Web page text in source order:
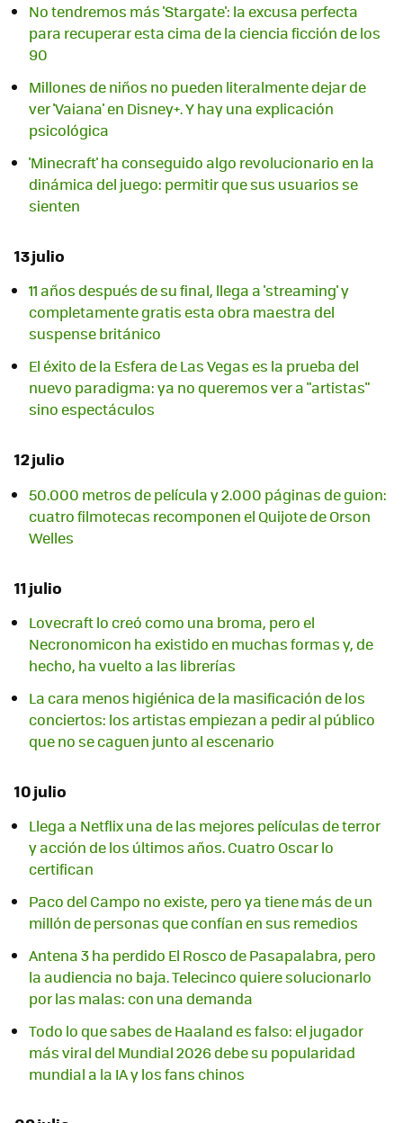
No tendremos más 'Stargate': la excusa perfecta
para recuperar esta cima de la ciencia ficción de los
90
Millones de niños no pueden literalmente dejar de
ver 'Vaiana' en Disney+. Y hay una explicación
psicológica
'Minecraft' ha conseguido algo revolucionario en la
dinámica del juego: permitir que sus usuarios se
sienten
13 julio
11 años después de su final, llega a 'streaming' y
completamente gratis esta obra maestra del
suspense británico
El éxito de la Esfera de Las Vegas es la prueba del
nuevo paradigma: ya no queremos ver a "artistas"
sino espectáculos
12 julio
50.000 metros de película y 2.000 páginas de guion:
cuatro filmotecas recomponen el Quijote de Orson
Welles
11 julio
Lovecraft lo creó como una broma, pero el
Necronomicon ha existido en muchas formas y, de
hecho, ha vuelto a las librerías
La cara menos higiénica de la masificación de los
conciertos: los artistas empiezan a pedir al público
que no se caguen junto al escenario
10 julio
Llega a Netflix una de las mejores películas de terror
y acción de los últimos años. Cuatro Oscar lo
certifican
Paco del Campo no existe, pero ya tiene más de un
millón de personas que confían en sus remedios
Antena 3 ha perdido El Rosco de Pasapalabra, pero
la audiencia no baja. Telecinco quiere solucionarlo
por las malas: con una demanda
Todo lo que sabes de Haaland es falso: el jugador
más viral del Mundial 2026 debe su popularidad
mundial a la IA y los fans chinos